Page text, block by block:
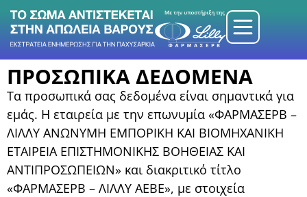
ΠΡΟΣΩΠΙΚΆ ΔΕΔΟΜΈΝΑ
Τα προσωπικά σας δεδομένα είναι σημαντικά για
εμάς. H εταιρεία με την επωνυμία «ΦΑΡΜΑΣΕΡΒ –
ΛΙΛΛΥ ΑΝΩΝΥΜΗ ΕΜΠΟΡΙΚΗ ΚΑΙ ΒΙΟΜΗΧΑΝΙΚΗ
ΕΤΑΙΡΕΙΑ ΕΠΙΣΤΗΜΟΝΙΚΗΣ ΒΟΗΘΕΙΑΣ ΚΑΙ
ΑΝΤΙΠΡΟΣΩΠΕΙΩΝ» και διακριτικό τίτλο
«ΦΑΡΜΑΣΕΡΒ – ΛΙΛΛΥ ΑΕΒΕ», με στοιχεία